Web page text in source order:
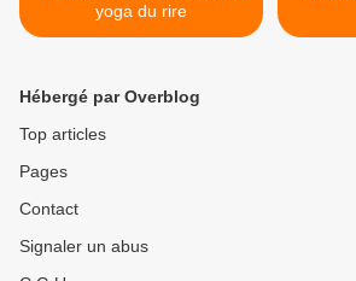
yoga du rire
Hébergé par Overblog
Top articles
Pages
Contact
Signaler un abus